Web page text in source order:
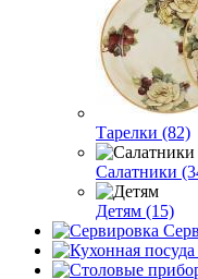
Тарелки (82)
Салатники
Детям (15)